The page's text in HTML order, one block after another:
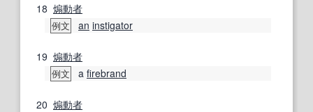
18 煽動者
例文 an instigator
19 煽動者
例文 a firebrand
20 煽動者